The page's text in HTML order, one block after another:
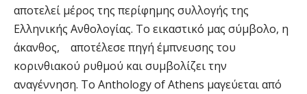
αποτελεί μέρος της περίφημης συλλογής της
Ελληνικής Ανθολογίας. Το εικαστικό μας σύμβολο, η
άκανθος, αποτέλεσε πηγή έμπνευσης του
κορινθιακού ρυθμού και συμβολίζει την
αναγέννηση. Το Αnthology of Athens μαγεύεται από